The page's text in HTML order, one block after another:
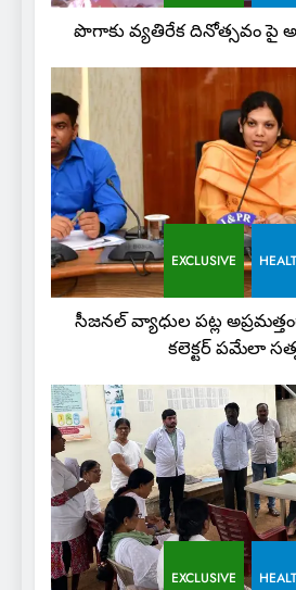
EXCLUSIVE
సీజనల్ వ్యాధుల పట్ల
కలెక్టర్ పమేలా
EXCLUSIVE